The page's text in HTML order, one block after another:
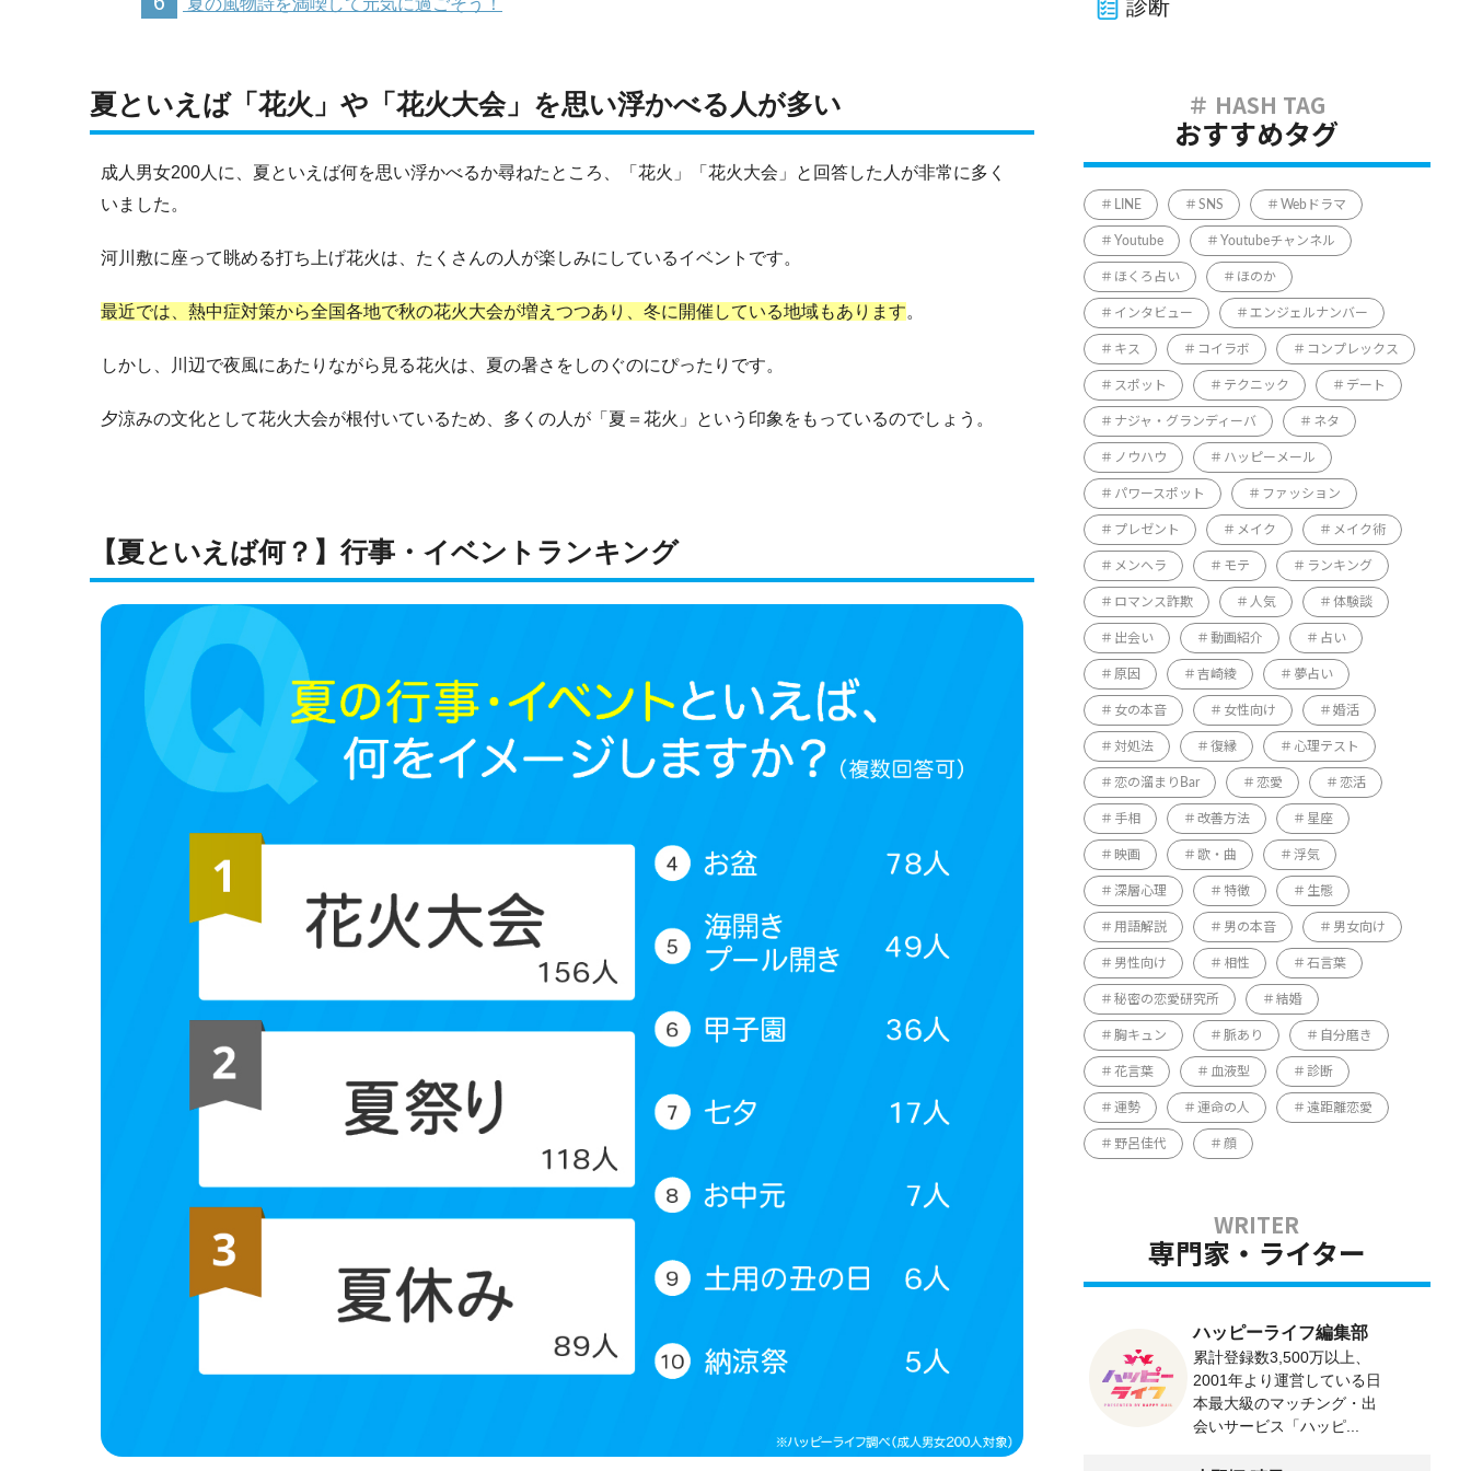
夏の風物詩を満喫して元気に過ごそう！
夏といえば「花火」や「花火大会」を思い浮かべる人が多い
成人男女200人に、夏といえば何を思い浮かべるか尋ねたところ、「花火」「花火大会」と回答した人が非常に多く
いました。
河川敷に座って眺める打ち上げ花火は、たくさんの人が楽しみにしているイベントです。
最近では、熱中症対策から全国各地で秋の花火大会が増えつつあり、冬に開催している地域もあります。
しかし、川辺で夜風にあたりながら見る花火は、夏の暑さをしのぐのにぴったりです。
夕涼みの文化として花火大会が根付いているため、多くの人が「夏＝花火」という印象をもっているのでしょう。
【夏といえば何？】行事・イベントランキング
診断
おすすめタグ
LINE SNS Webドラマ
Youtube Youtubeチャンネル
ほくろ占い ほのか
インタビュー エンジェルナンバー
キス コイラボ コンプレックス
スポット テクニック デート
ナジャ・グランディーバ ネタ
ノウハウ ハッピーメール
パワースポット ファッション
プレゼント メイク メイク術
メンヘラ モテ ランキング
ロマンス詐欺 人気 体験談
出会い 動画紹介 占い
原因 吉崎綾 夢占い
女の本音 女性向け 婚活
対処法 復縁 心理テスト
恋の溜まりBar 恋愛 恋活
手相 改善方法 星座
映画 歌・曲 浮気
深層心理 特徴 生態
用語解説 男の本音 男女向け
男性向け 相性 石言葉
秘密の恋愛研究所 結婚
胸キュン 脈あり 自分磨き
花言葉 血液型 診断
運勢 運命の人 遠距離恋愛
野呂佳代 顔
専門家・ライター
ハッピーライフ編集部
累計登録数3,500万以上、
2001年より運営している日
本最大級のマッチング・出
会いサービス「ハッピ...